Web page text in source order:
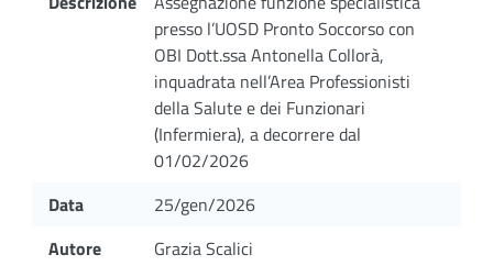
presso l’UOSD Pronto Soccorso con
OBI Dott.ssa Antonella Collorà,
inquadrata nell’Area Professionisti
della Salute e dei Funzionari
(Infermiera), a decorrere dal
01/02/2026
Data
25/gen/2026
Autore
Grazia Scalici